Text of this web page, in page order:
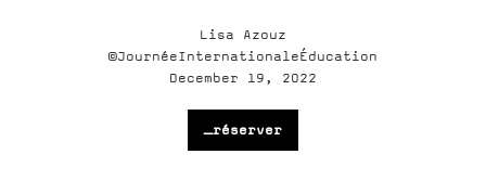
Lisa Azouz
©JournéeInternationaleÉducation
December 19, 2022
_réserver